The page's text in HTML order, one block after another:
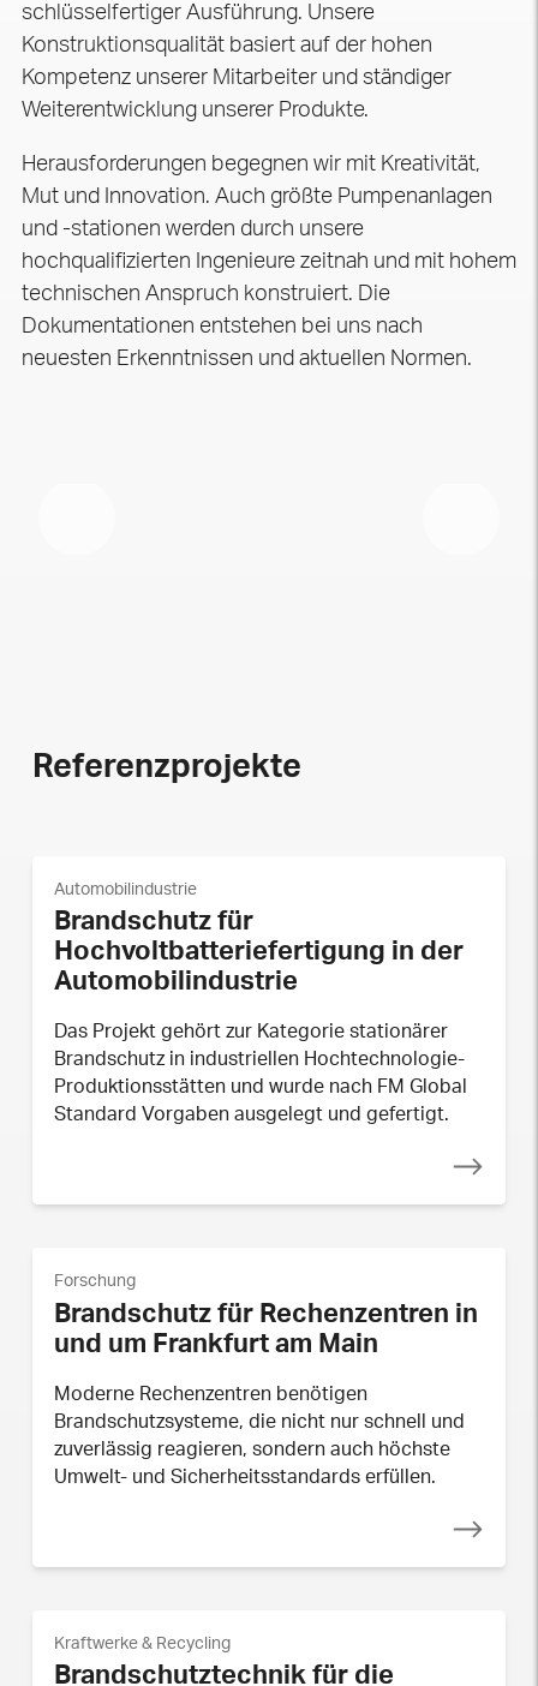
schlüsselfertiger Ausführung. Unsere
Konstruktionsqualität basiert auf der hohen
Kompetenz unserer Mitarbeiter und ständiger
Weiterentwicklung unserer Produkte.
Herausforderungen begegnen wir mit Kreativität,
Mut und Innovation. Auch größte Pumpenanlagen
und -stationen werden durch unsere
hochqualifizierten Ingenieure zeitnah und mit hohem
technischen Anspruch konstruiert. Die
Dokumentationen entstehen bei uns nach
neuesten Erkenntnissen und aktuellen Normen.
Referenzprojekte
Automobilindustrie
Brandschutz für
Hochvoltbatteriefertigung in der
Automobilindustrie
Das Projekt gehört zur Kategorie stationärer
Brandschutz in industriellen Hochtechnologie-
Produktionsstätten und wurde nach FM Global
Standard Vorgaben ausgelegt und gefertigt.
Forschung
Brandschutz für Rechenzentren in
und um Frankfurt am Main
Moderne Rechenzentren benötigen
Brandschutzsysteme, die nicht nur schnell und
zuverlässig reagieren, sondern auch höchste
Umwelt- und Sicherheitsstandards erfüllen.
Kraftwerke & Recycling
Brandschutztechnik für die